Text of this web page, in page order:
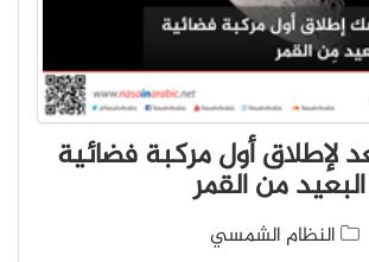
لإطلاق أول مركبة فضائية
من القمر
النظام الشمسي